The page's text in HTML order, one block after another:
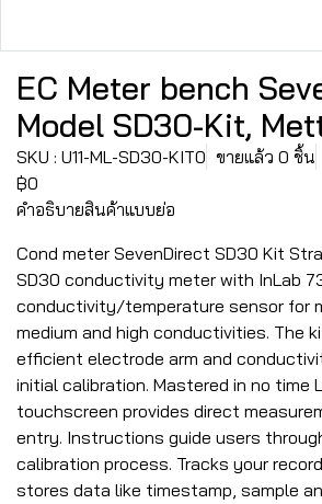
EC Meter bench
Model SD30-Kit,
SKU : U11-ML-SD30-KIT0 ขายแล้ว 0 ชิ้น
฿0
คำอธิบายสินค้าแบบย่อ
Cond meter SevenDirect SD30 Kit
SD30 conductivity meter with InLab
conductivity/temperature sensor for
medium and high conductivities. The
efficient electrode arm and
initial calibration. Mastered in no time
touchscreen provides direct
entry. Instructions guide users
calibration process. Tracks your
stores data like timestamp, sample